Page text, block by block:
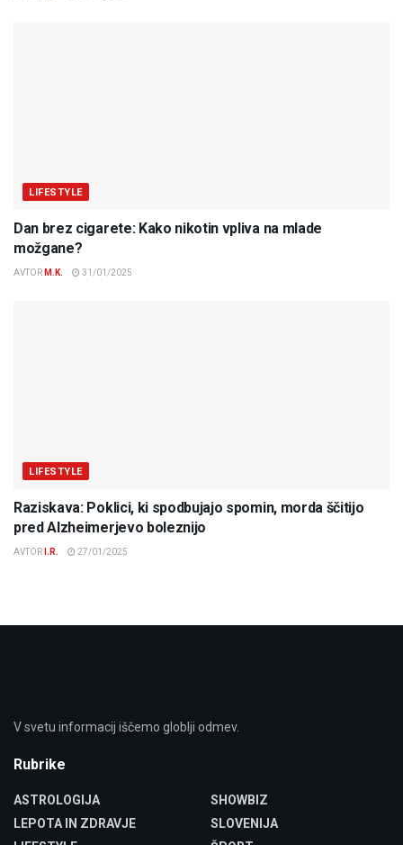
LIFESTYLE
Dan brez cigarete: Kako nikotin vpliva na mlade
možgane?
AVTOR M.K. 31/01/2025
LIFESTYLE
Raziskava: Poklici, ki spodbujajo spomin, morda ščitijo
pred Alzheimerjevo boleznijo
AVTOR I.R. 27/01/2025
V svetu informacij iščemo globlji odmev.
Rubrike
ASTROLOGIJA
LEPOTA IN ZDRAVJE
SHOWBIZ
SLOVENIJA